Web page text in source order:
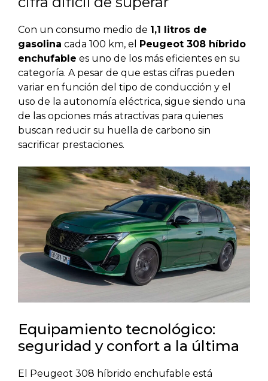
Con un consumo medio de 1,1 litros de
gasolina cada 100 km, el
Peugeot 308 híbrido
enchufable es uno de los más eficientes en su
categoría. A pesar de que estas cifras pueden
variar en función del tipo de conducción y el
uso de la autonomía eléctrica, sigue siendo una
de las opciones más atractivas para quienes
buscan reducir su huella de carbono sin
sacrificar prestaciones.
Equipamiento tecnológico:
seguridad y confort a la última
El Peugeot 308 híbrido enchufable está